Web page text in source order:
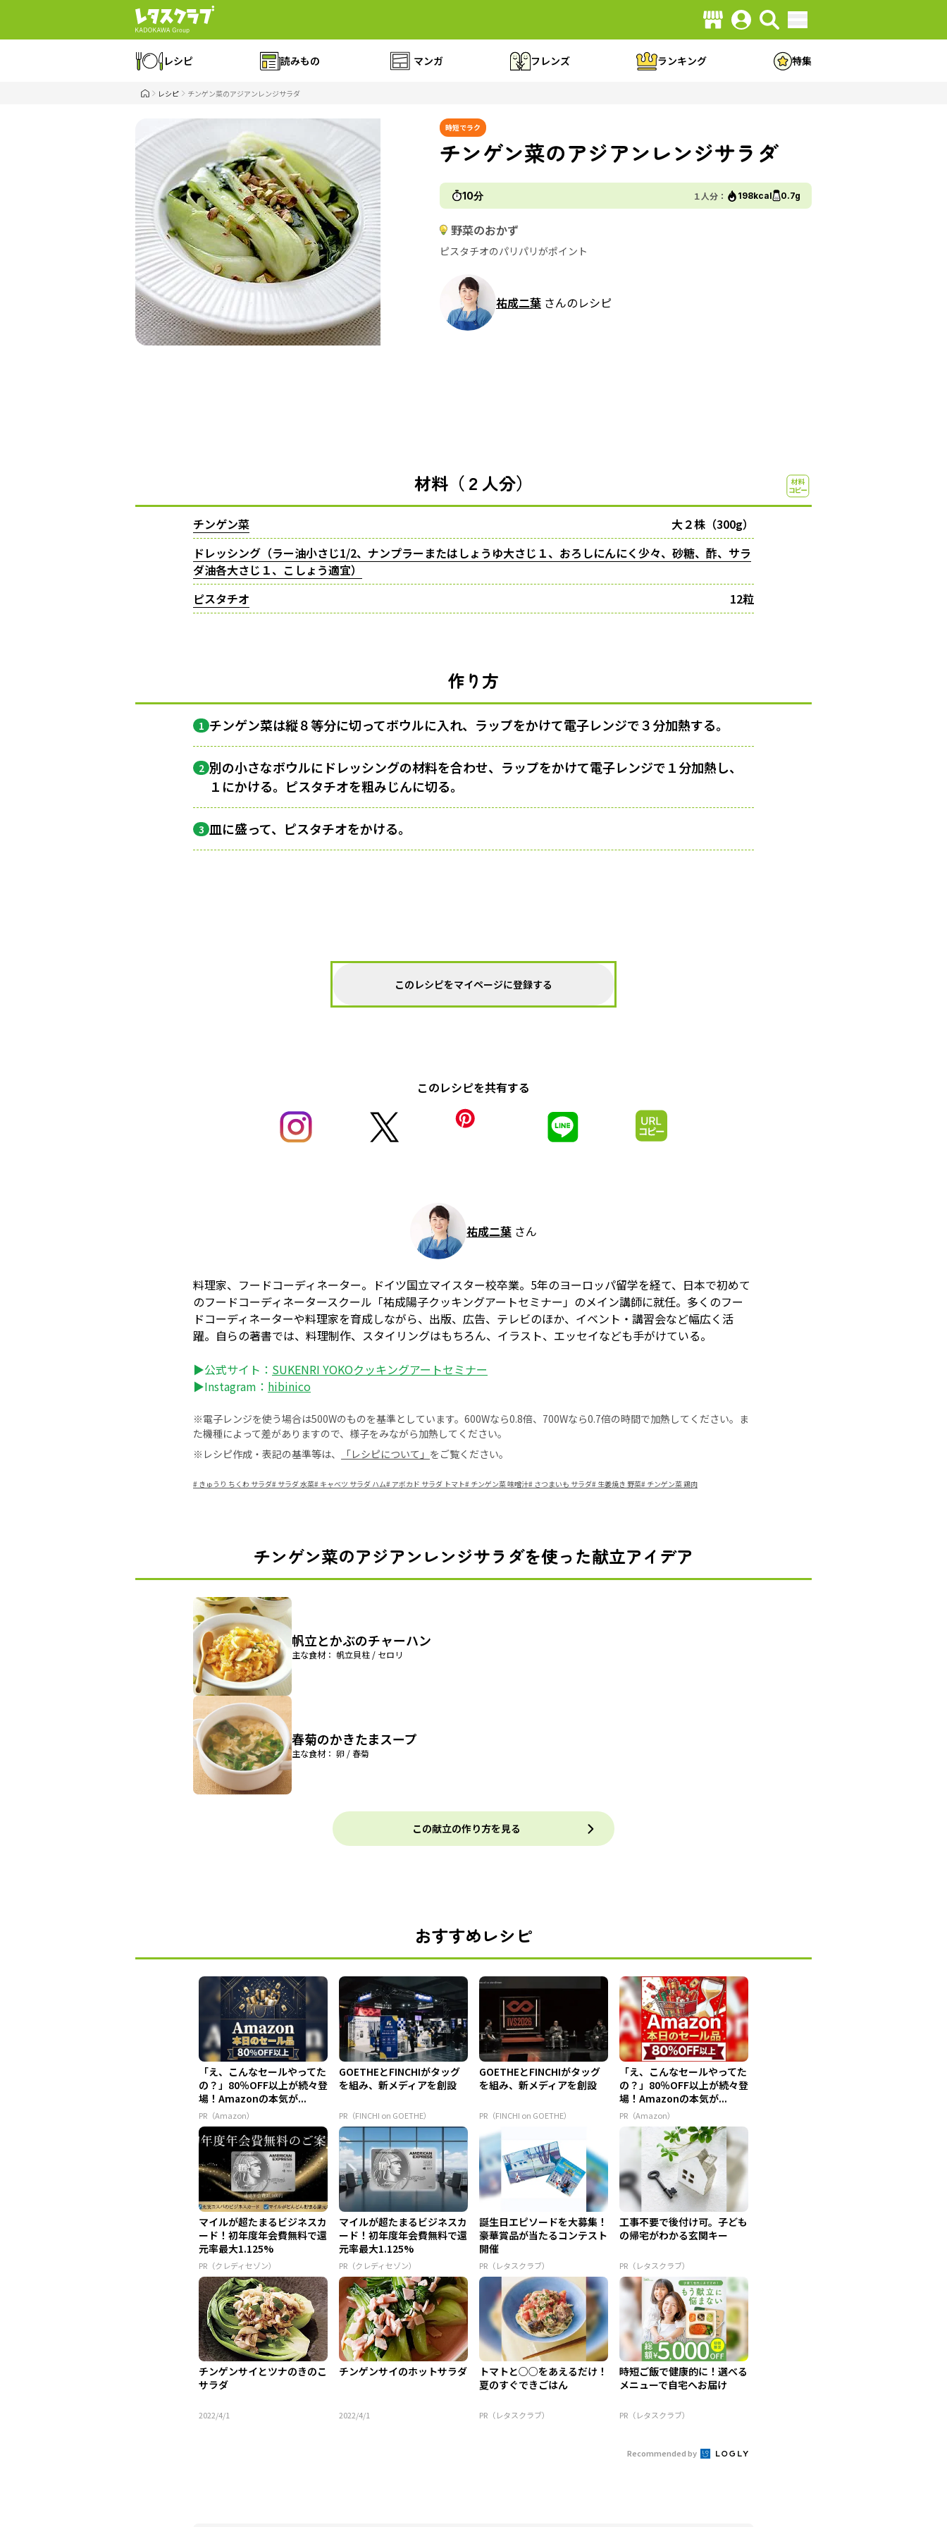
レシピ 読みもの マンガ フレンズ ランキング 特集
レシピ チンゲン菜のアジアンレンジサラダ
時短でラク
チンゲン菜のアジアンレンジサラダ
10分 １人分： 198kcal 0.7g
野菜のおかず
ピスタチオのパリパリがポイント
祐成二葉 さんのレシピ
材料（２人分）
チンゲン菜
大２株（300g）
ドレッシング（ラー油小さじ1/2、ナンプラーまたはしょうゆ大さじ１、おろしにんにく少々、砂糖、酢、サラ
ダ油各大さじ１、こしょう適宜）
ピスタチオ
12粒
作り方
1 チンゲン菜は縦８等分に切ってボウルに入れ、ラップをかけて電子レンジで３分加熱する。
2 別の小さなボウルにドレッシングの材料を合わせ、ラップをかけて電子レンジで１分加熱し、
１にかける。ピスタチオを粗みじんに切る。
3 皿に盛って、ピスタチオをかける。
このレシピをマイページに登録する
このレシピを共有する
祐成二葉 さん
料理家、フードコーディネーター。ドイツ国立マイスター校卒業。5年のヨーロッパ留学を経て、日本で初めて
のフードコーディネータースクール「祐成陽子クッキングアートセミナー」のメイン講師に就任。多くのフー
ドコーディネーターや料理家を育成しながら、出版、広告、テレビのほか、イベント・講習会など幅広く活
躍。自らの著書では、料理制作、スタイリングはもちろん、イラスト、エッセイなども手がけている。
▶公式サイト： SUKENRI YOKOクッキングアートセミナー
▶Instagram： hibinico
※電子レンジを使う場合は500Wのものを基準としています。600Wなら0.8倍、700Wなら0.7倍の時間で加熱してください。ま
た機種によって差がありますので、様子をみながら加熱してください。
※レシピ作成・表記の基準等は、
「レシピについて」 をご覧ください。
# きゅうり ちくわ サラダ# サラダ 水菜# キャベツ サラダ ハム# アボカド サラダ トマト# チンゲン菜 味噌汁# さつまいも サラダ# 生姜焼き 野菜# チンゲン菜 鶏肉
チンゲン菜のアジアンレンジサラダを使った献立アイデア
帆立とかぶのチャーハン
主な食材： 帆立貝柱 / セロリ
春菊のかきたまスープ
主な食材： 卵 / 春菊
この献立の作り方を見る
おすすめレシピ
「え、こんなセールやってた
の？」80％OFF以上が続々登
場！Amazonの本気が...
PR（Amazon）
GOETHEとFINCHIがタッグ
を組み、新メディアを創設
PR（FINCHI on GOETHE）
GOETHEとFINCHIがタッグ
を組み、新メディアを創設
PR（FINCHI on GOETHE）
「え、こんなセールやってた
の？」80％OFF以上が続々登
場！Amazonの本気が...
PR（Amazon）
マイルが超たまるビジネスカ
ード！初年度年会費無料で還
元率最大1.125%
PR（クレディセゾン）
マイルが超たまるビジネスカ
ード！初年度年会費無料で還
元率最大1.125%
PR（クレディセゾン）
誕生日エピソードを大募集！
豪華賞品が当たるコンテスト
開催
PR（レタスクラブ）
工事不要で後付け可。子ども
の帰宅がわかる玄関キー
PR（レタスクラブ）
チンゲンサイとツナのきのこ
サラダ
2022/4/1
チンゲンサイのホットサラダ
2022/4/1
トマトと○○をあえるだけ！
夏のすぐできごはん
PR（レタスクラブ）
時短ご飯で健康的に！選べる
メニューで自宅へお届け
PR（レタスクラブ）
Recommended by